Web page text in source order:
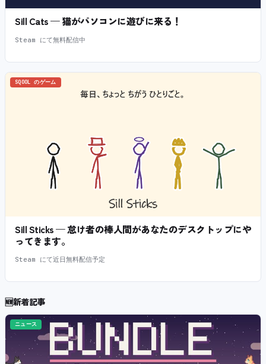
Sill Cats — 猫がパソコンに遊びに来る！
Steam にて無料配信中
SQOOL のゲーム
Sill Sticks — 怠け者の棒人間があなたのデスクトップにや
ってきます。
Steam にて近日無料配信予定
🆕新着記事
ニュース